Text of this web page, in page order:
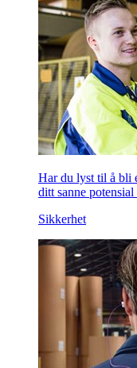
Har du lyst til å bli
ditt sanne
Sikkerhet